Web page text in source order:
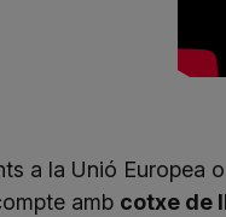
a la Unió Europea
amb cotxe de